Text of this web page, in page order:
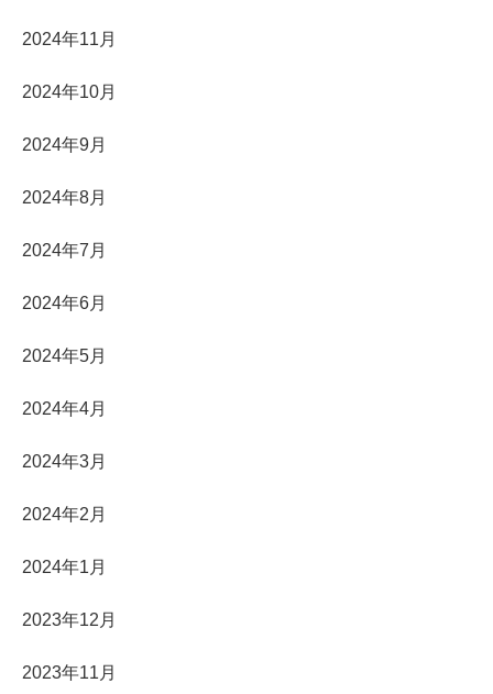
2024年11月
2024年10月
2024年9月
2024年8月
2024年7月
2024年6月
2024年5月
2024年4月
2024年3月
2024年2月
2024年1月
2023年12月
2023年11月